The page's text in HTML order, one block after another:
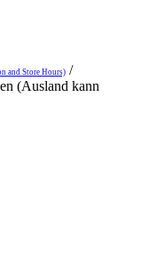
and Store Hours) /
(Ausland kann